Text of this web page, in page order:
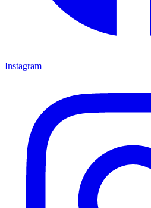
Instagram